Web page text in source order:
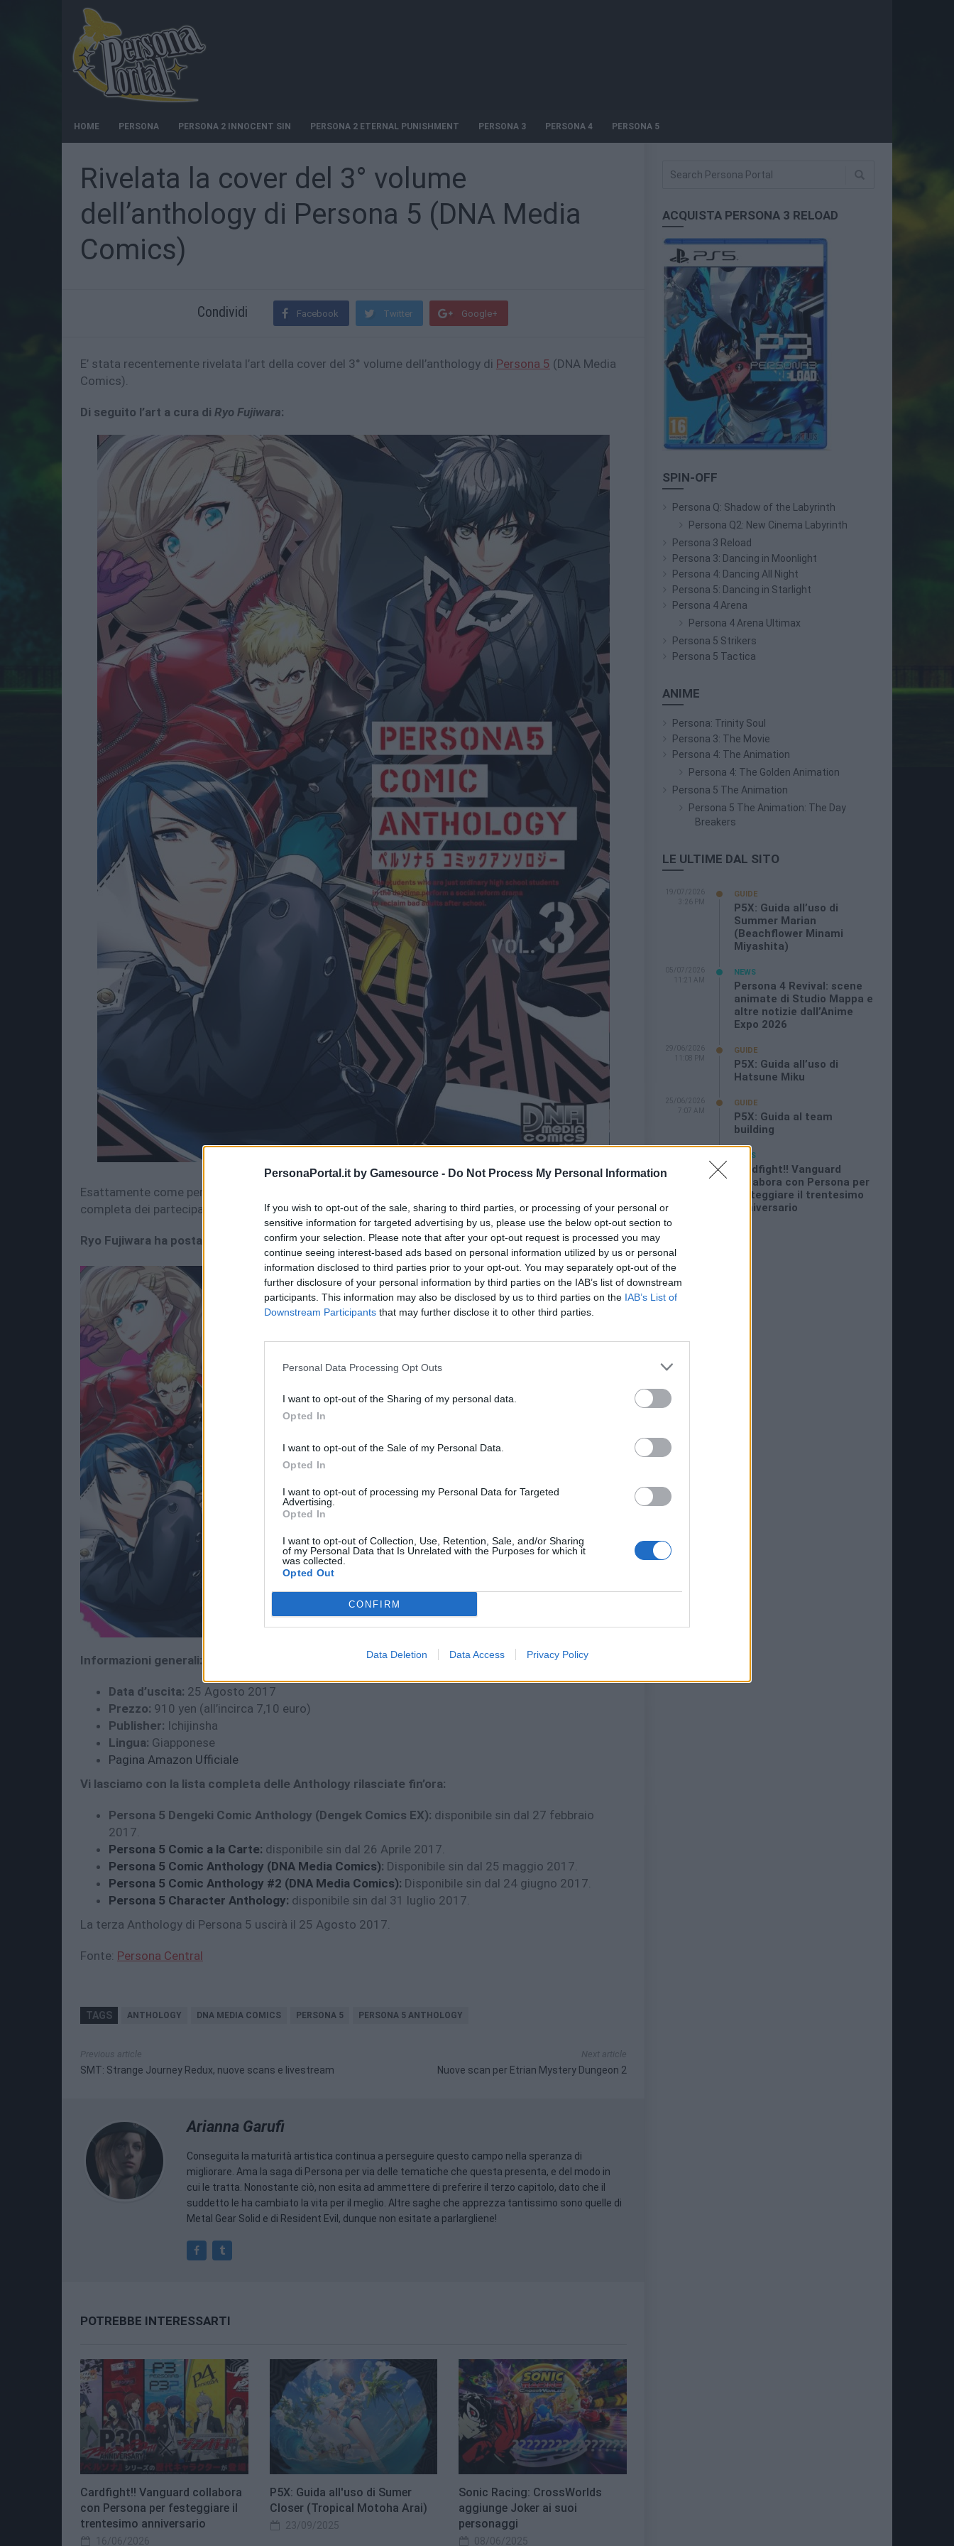
PersonaPortal.it by Gamesource - Do Not Process My Personal Information
If you wish to opt-out of the sale, sharing to third parties, or processing of your personal or
sensitive information for targeted advertising by us, please use the below opt-out section to
confirm your selection. Please note that after your opt-out request is processed you may
continue seeing interest-based ads based on personal information utilized by us or personal
information disclosed to third parties prior to your opt-out. You may separately opt-out of the
further disclosure of your personal information by third parties on the IAB’s list of downstream
participants. This information may also be disclosed by us to third parties on the IAB’s List of
Downstream Participants that may further disclose it to other third parties.
Personal Data Processing Opt Outs
I want to opt-out of the Sharing of my personal data.
Opted In
I want to opt-out of the Sale of my Personal Data.
Opted In
I want to opt-out of processing my Personal Data for Targeted
Advertising.
Opted In
I want to opt-out of Collection, Use, Retention, Sale, and/or Sharing
of my Personal Data that Is Unrelated with the Purposes for which it
was collected.
Opted Out
CONFIRM
Data Deletion Data Access Privacy Policy
HOME PERSONA PERSONA 2 INNOCENT SIN PERSONA 2 ETERNAL PUNISHMENT PERSONA 3 PERSONA 4 PERSONA 5
Rivelata la cover del 3° volume
dell’anthology di Persona 5 (DNA Media
Comics)
Condividi Facebook Twitter Google+
E’ stata recentemente rivelata l’art della cover del 3° volume dell’anthology di Persona 5 (DNA Media
Comics).
Di seguito l’art a cura di Ryo Fujiwara:
Esattamente come per le precedenti anthology, anche a questa hanno partecipato vari artisti. La lista
completa dei partecipanti può essere letta (in giapponese) nelsito web ufficiale di Ichijinsha.
Ryo Fujiwara ha postato anche la versione completa della cover suTwitter:
Informazioni generali:
Data d’uscita: 25 Agosto 2017
Prezzo: 910 yen (all’incirca 7,10 euro)
Publisher: Ichijinsha
Lingua: Giapponese
Pagina Amazon Ufficiale
Vi lasciamo con la lista completa delle Anthology rilasciate fin’ora:
Persona 5 Dengeki Comic Anthology (Dengek Comics EX): disponibile sin dal 27 febbraio
2017.
Persona 5 Comic a la Carte: disponibile sin dal 26 Aprile 2017.
Persona 5 Comic Anthology (DNA Media Comics): Disponibile sin dal 25 maggio 2017.
Persona 5 Comic Anthology #2 (DNA Media Comics): Disponibile sin dal 24 giugno 2017.
Persona 5 Character Anthology: disponibile sin dal 31 luglio 2017.
La terza Anthology di Persona 5 uscirà il 25 Agosto 2017.
Fonte: Persona Central
TAGS ANTHOLOGY DNA MEDIA COMICS PERSONA 5 PERSONA 5 ANTHOLOGY
Previous article
SMT: Strange Journey Redux, nuove scans e livestream
Next article
Nuove scan per Etrian Mystery Dungeon 2
Arianna Garufi
Conseguita la maturità artistica continua a perseguire questo campo nella speranza di
migliorare. Ama la saga di Persona per via delle tematiche che questa presenta, e del modo in
cui le tratta. Nonostante ciò, non esita ad ammettere di preferire il terzo capitolo, dato che il
suddetto le ha cambiato la vita per il meglio. Altre saghe che apprezza tantissimo sono quelle di
Metal Gear Solid e di Resident Evil, dunque non esitate a parlargliene!
POTREBBE INTERESSARTI
Cardfight!! Vanguard collabora
con Persona per festeggiare il
trentesimo anniversario
16/06/2026
P5X: Guida all'uso di Sumer
Closer (Tropical Motoha Arai)
23/09/2025
Sonic Racing: CrossWorlds
aggiunge Joker ai suoi
personaggi
08/06/2025
ACQUISTA PERSONA 3 RELOAD
SPIN-OFF
Persona Q: Shadow of the Labyrinth
Persona Q2: New Cinema Labyrinth
Persona 3 Reload
Persona 3: Dancing in Moonlight
Persona 4: Dancing All Night
Persona 5: Dancing in Starlight
Persona 4 Arena
Persona 4 Arena Ultimax
Persona 5 Strikers
Persona 5 Tactica
ANIME
Persona: Trinity Soul
Persona 3: The Movie
Persona 4: The Animation
Persona 4: The Golden Animation
Persona 5 The Animation
Persona 5 The Animation: The Day
Breakers
LE ULTIME DAL SITO
19/07/2026
3:26 PM
GUIDE
P5X: Guida all’uso di
Summer Marian
(Beachflower Minami
Miyashita)
05/07/2026
11:21 AM
NEWS
Persona 4 Revival: scene
animate di Studio Mappa e
altre notizie dall’Anime
Expo 2026
29/06/2026
11:08 PM
GUIDE
P5X: Guida all’uso di
Hatsune Miku
25/06/2026
7:07 AM
GUIDE
P5X: Guida al team
building
NEWS
Cardfight!! Vanguard
collabora con Persona per
festeggiare il trentesimo
anniversario